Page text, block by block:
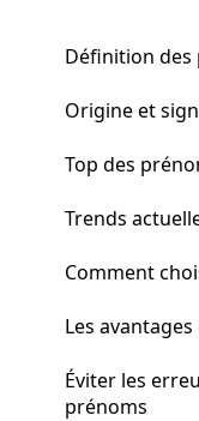
Définition des
Origine et
Top des
Trends
Comment
Les
Éviter les
prénoms